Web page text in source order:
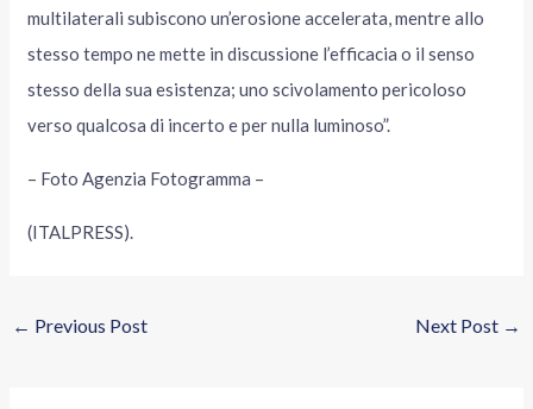
multilaterali subiscono un’erosione accelerata, mentre allo
stesso tempo ne mette in discussione l’efficacia o il senso
stesso della sua esistenza; uno scivolamento pericoloso
verso qualcosa di incerto e per nulla luminoso”.
– Foto Agenzia Fotogramma –
(ITALPRESS).
← Previous Post Next Post →